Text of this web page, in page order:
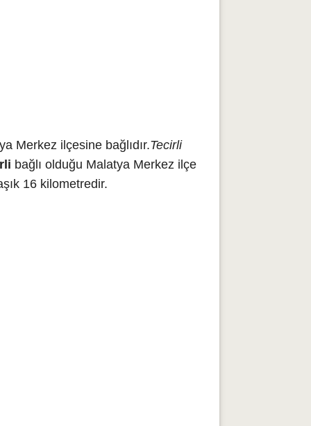
Merkez ilçesine bağlıdır.Tecirli
bağlı olduğu Malatya Merkez ilçe
16 kilometredir.